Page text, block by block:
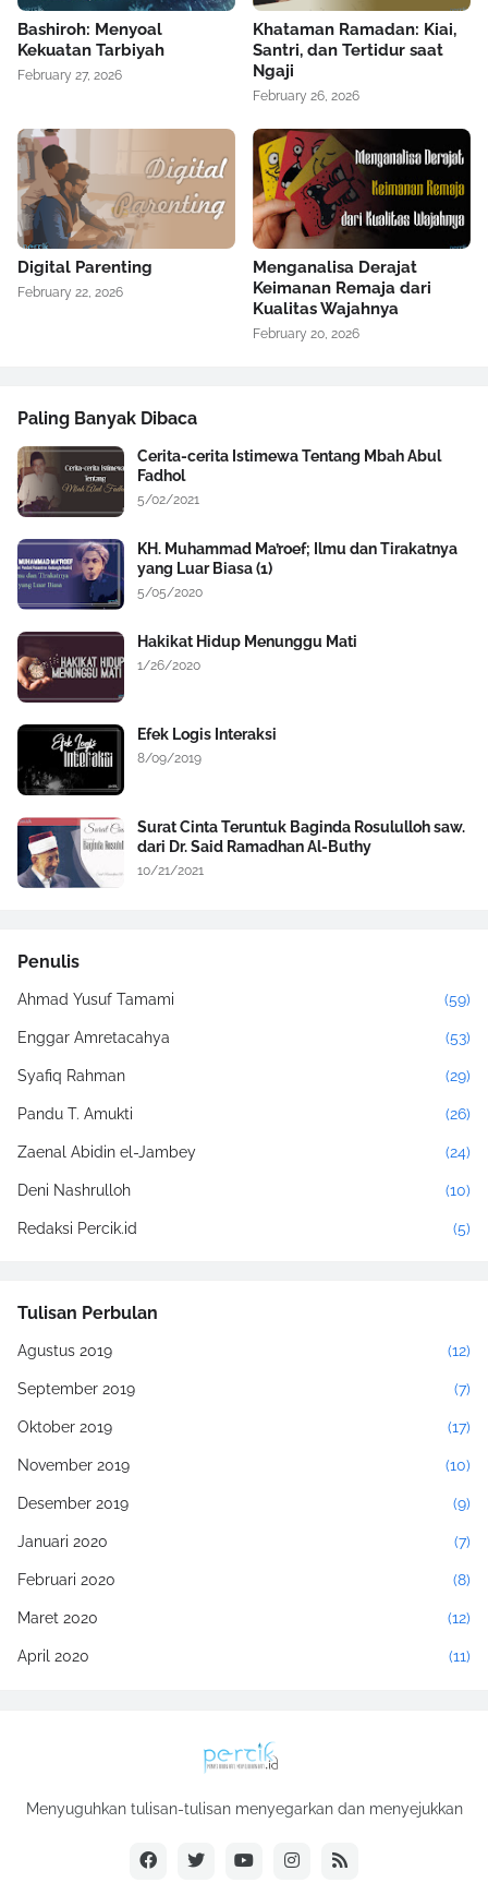
Bashiroh: Menyoal
Kekuatan Tarbiyah
February 27, 2026
Khataman Ramadan: Kiai,
Santri, dan Tertidur saat
Ngaji
February 26, 2026
Digital Parenting
February 22, 2026
Menganalisa Derajat
Keimanan Remaja dari
Kualitas Wajahnya
February 20, 2026
Paling Banyak Dibaca
Cerita-cerita Istimewa Tentang Mbah Abul
Fadhol
5/02/2021
KH. Muhammad Ma’roef; Ilmu dan Tirakatnya
yang Luar Biasa (1)
5/05/2020
Hakikat Hidup Menunggu Mati
1/26/2020
Efek Logis Interaksi
8/09/2019
Surat Cinta Teruntuk Baginda Rosululloh saw.
dari Dr. Said Ramadhan Al-Buthy
10/21/2021
Penulis
Ahmad Yusuf Tamami (59)
Enggar Amretacahya (53)
Syafiq Rahman (29)
Pandu T. Amukti (26)
Zaenal Abidin el-Jambey (24)
Deni Nashrulloh (10)
Redaksi Percik.id (5)
Tulisan Perbulan
Agustus 2019 (12)
September 2019 (7)
Oktober 2019 (17)
November 2019 (10)
Desember 2019 (9)
Januari 2020 (7)
Februari 2020 (8)
Maret 2020 (12)
April 2020 (11)
Agustus 2020 (11)
Menyuguhkan tulisan-tulisan menyegarkan dan menyejukkan